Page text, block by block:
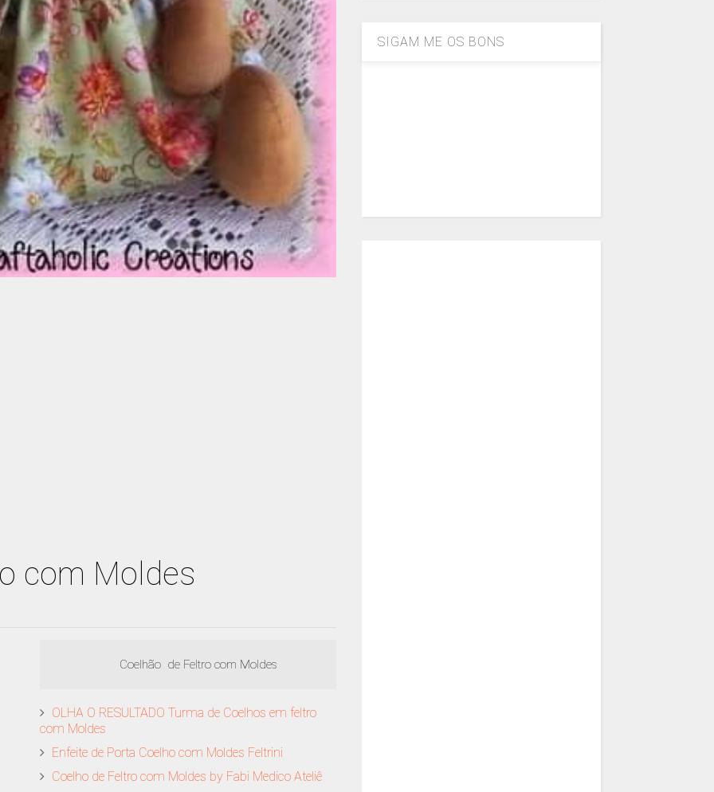
com Moldes
Coelhão de Feltro com Moldes
OLHA O RESULTADO Turma de Coelhos em feltro
com Moldes
Enfeite de Porta Coelho com Moldes Feltrini
Coelho de Feltro com Moldes by Fabi Medico Ateliê
SIGAM ME OS BONS